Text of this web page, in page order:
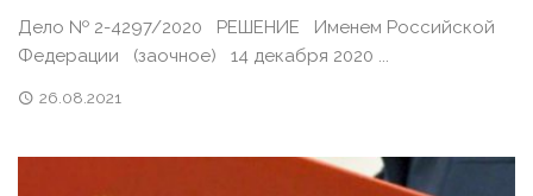
Дело № 2-4297/2020 РЕШЕНИЕ Именем Российской
Федерации (заочное) 14 декабря 2020 ...
26.08.2021